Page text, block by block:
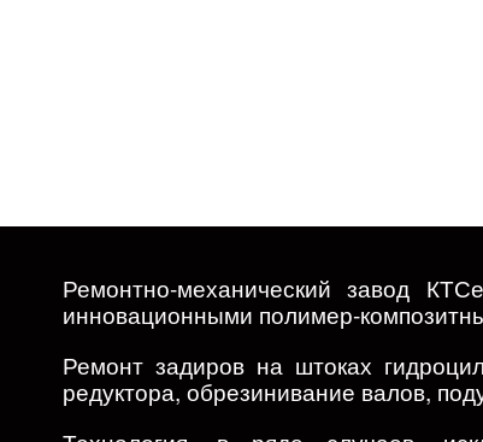
Ремонтно-механический завод
инновационными полимер-
Ремонт задиров на штоках
редуктора, обрезинивание валов,